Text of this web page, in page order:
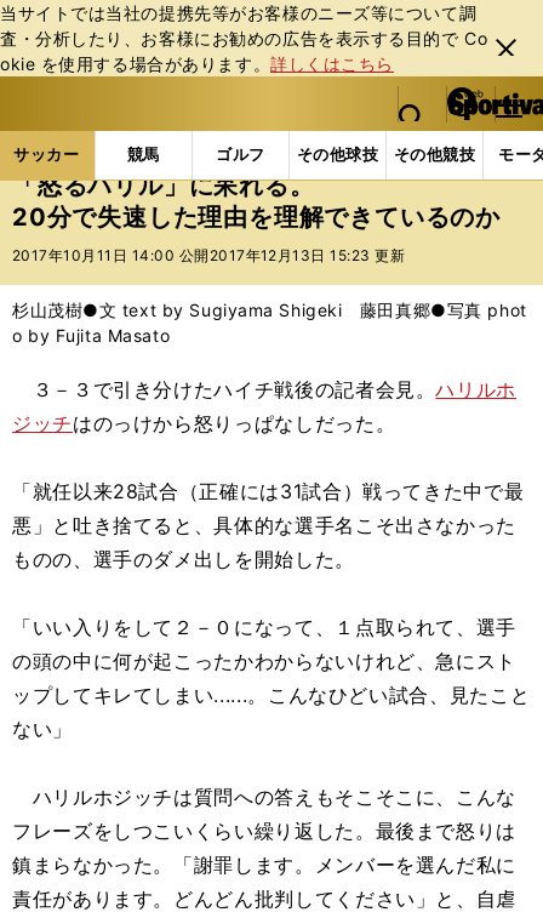
当サイトでは当社の提携先等がお客様のニーズ等について調
査・分析したり、お客様にお勧めの広告を表⽰する⽬的で Co
okie を使⽤する場合があります。詳しくはこちら
閉じ
る
web Sportiva (webスポルティーバ)
検索
マイペ
ー
ジ
メニュ
サッカー 競馬 ゴルフ その他球技 その他競技 モー
ス
ポ
ル
バ
サッカーの記事一覧 サッカー代表 日本代表 「
「怒るハリル」に呆れる。
20分で失速した理由を理解できているのか
2017年10月11日 14:00 公開 2017年12月13日 15:23 更新
杉山茂樹●文 text by Sugiyama Shigeki 藤田真郷●写真 phot
o by Fujita Masato
３－３で引き分けたハイチ戦後の記者会見。ハリルホ
ジッチはのっけから怒りっぱなしだった。
「就任以来28試合（正確には31試合）戦ってきた中で最
悪」と吐き捨てると、具体的な選手名こそ出さなかった
ものの、選手のダメ出しを開始した。
「いい入りをして２－０になって、１点取られて、選手
の頭の中に何が起こったかわからないけれど、急にスト
ップしてキレてしまい......。こんなひどい試合、見たこと
ない」
ハリルホジッチは質問への答えもそこそこに、こんな
フレーズをしつこいくらい繰り返した。最後まで怒りは
鎮まらなかった。「謝罪します。メンバーを選んだ私に
責任があります。どんどん批判してください」と、自虐